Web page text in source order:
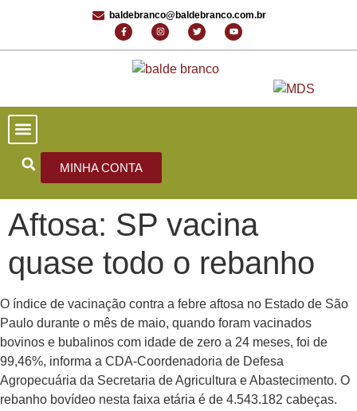
baldebranco@baldebranco.com.br
MINHA CONTA
Aftosa: SP vacina
quase todo o rebanho
O índice de vacinação contra a febre aftosa no Estado de São
Paulo durante o mês de maio, quando foram vacinados
bovinos e bubalinos com ida­de de zero a 24 meses, foi de
99,46%, informa a CDA-Coorde­nadoria de Defesa
Agropecuária da Secretaria de Agricultura e Abastecimento. O
rebanho bovídeo nesta faixa etária é de 4.543.182 cabeças.